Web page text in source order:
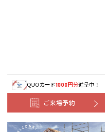
QUOカード1000円分進呈中！
ご来場予約